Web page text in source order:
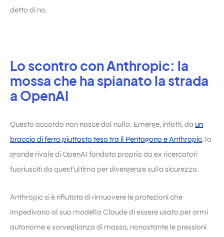
detto di no.
Lo scontro con Anthropic: la
mossa che ha spianato la strada
a OpenAI
Questo accordo non nasce dal nulla. Emerge, infatti, da un
braccio di ferro piuttosto teso tra il Pentagono e Anthropic, la
grande rivale di OpenAI fondata proprio da ex ricercatori
fuoriusciti da quest’ultima per divergenze sulla sicurezza.
Anthropic si è rifiutata di rimuovere le protezioni che
impedivano al suo modello Claude di essere usato per armi
autonome e sorveglianza di massa, nonostante le pressioni